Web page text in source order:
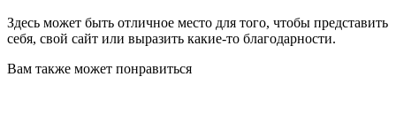
Здесь может быть отличное место для того, чтобы представить
себя, свой сайт или выразить какие-то благодарности.
Вам также может понравиться